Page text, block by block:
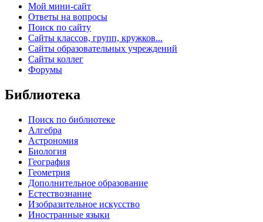
Мой мини-сайт
Ответы на вопросы
Поиск по сайту
Сайты классов, групп, кружков...
Сайты образовательных учреждений
Сайты коллег
Форумы
Библиотека
Поиск по библиотеке
Алгебра
Астрономия
Биология
География
Геометрия
Дополнительное образование
Естествознание
Изобразительное искусство
Иностранные языки